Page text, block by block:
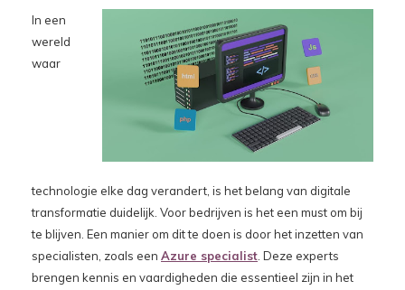
In een
wereld
waar
technologie elke dag verandert, is het belang van digitale
transformatie duidelijk. Voor bedrijven is het een must om bij
te blijven. Een manier om dit te doen is door het inzetten van
specialisten, zoals een Azure specialist . Deze experts
brengen kennis en vaardigheden die essentieel zijn in het